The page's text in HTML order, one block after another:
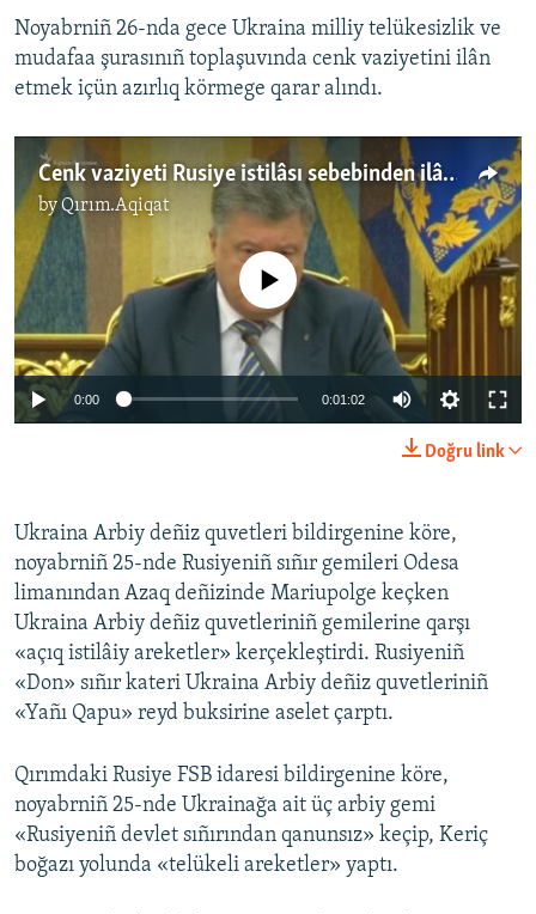
Noyabrniñ 26-nda gece Ukraina milliy telükesizlik ve
mudafaa şurasınıñ toplaşuvında cenk vaziyetini ilân
etmek içün azırlıq körmege qarar alındı.
Cenk vaziyeti Rusiye istilâsı sebebinden ilân etile – Poroşenko
byQırım.Aqiqat
No media source currently available
0:00 0:01:02
Doğru link
Ukraina Arbiy deñiz quvetleri bildirgenine köre,
noyabrniñ 25-nde Rusiyeniñ sıñır gemileri Odesa
limanından Azaq deñizinde Mariupolge keçken
Ukraina Arbiy deñiz quvetleriniñ gemilerine qarşı
«açıq istilâiy areketler» kerçekleştirdi. Rusiyeniñ
«Don» sıñır kateri Ukraina Arbiy deñiz quvetleriniñ
«Yañı Qapu» reyd buksirine aselet çarptı.
Qırımdaki Rusiye FSB idaresi bildirgenine köre,
noyabrniñ 25-nde Ukrainağa ait üç arbiy gemi
«Rusiyeniñ devlet sıñırından qanunsız» keçip, Keriç
boğazı yolunda «telükeli areketler» yaptı.